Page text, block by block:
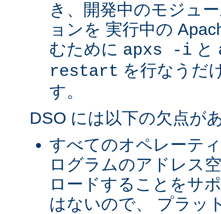
き、開発中のモジュ
ョンを 実行中の
むために apxs -i と
restart を行なうだ
す。
DSO には以下の欠点が
すべてのオペレーテ
ログラムのアドレス
ロードすることをサ
はないので、 プラッ